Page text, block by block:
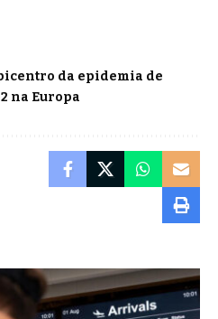
da epidemia de
na Europa